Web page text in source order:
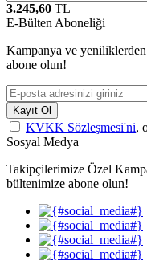
3.245,60 TL
E-Bülten Aboneliği
Kampanya ve
abone olun!
Kayıt Ol
KVKK Sözleşmesi'ni,
Sosyal Medya
Takipçilerimize Özel
bültenimize abone olun!